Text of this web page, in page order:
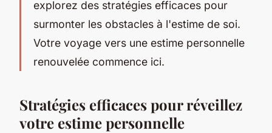
explorez des stratégies efficaces pour
surmonter les obstacles à l'estime de soi.
Votre voyage vers une estime personnelle
renouvelée commence ici.
Stratégies efficaces pour réveillez
votre estime personnelle